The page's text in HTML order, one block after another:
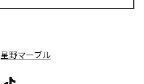
星野マーブル